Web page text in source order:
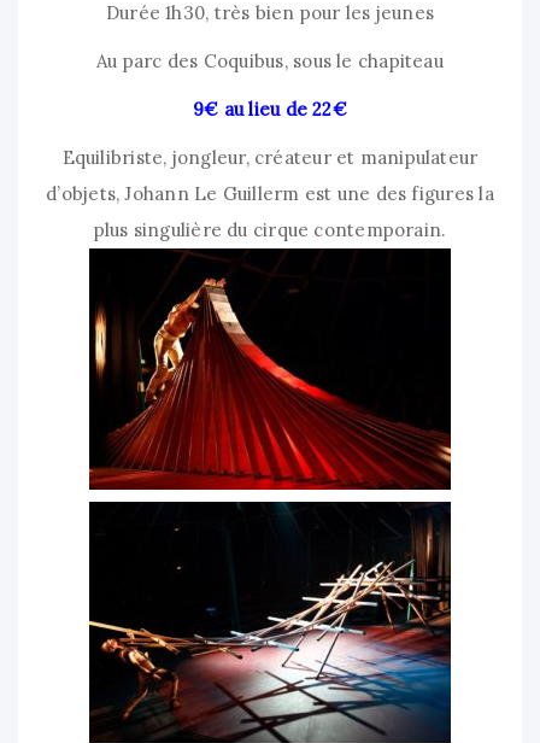
Durée 1h30, très bien pour les jeunes
Au parc des Coquibus, sous le chapiteau
9€ au lieu de 22€
Equilibriste, jongleur, créateur et manipulateur
d’objets, Johann Le Guillerm est une des figures la
plus singulière du cirque contemporain.